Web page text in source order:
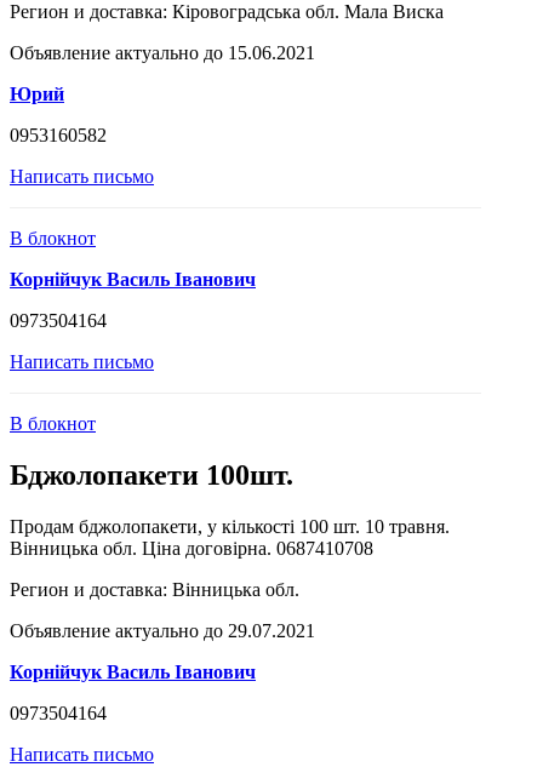
Регион и доставка: Кіровоградська обл. Мала Виска
Объявление актуально до 15.06.2021
Юрий
0953160582
Написать письмо
В блокнот
Корнійчук Василь Іванович
0973504164
Написать письмо
В блокнот
Бджолопакети 100шт.
Продам бджолопакети, у кількості 100 шт. 10 травня.
Вінницька обл. Ціна договірна. 0687410708
Регион и доставка: Вінницька обл.
Объявление актуально до 29.07.2021
Корнійчук Василь Іванович
0973504164
Написать письмо